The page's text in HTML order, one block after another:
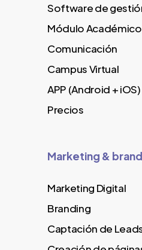
Software de
Módulo Académico
Comunicación
Campus Virtual
APP (Android + iOS)
Precios
Marketing &
Marketing Digital
Branding
Captación de